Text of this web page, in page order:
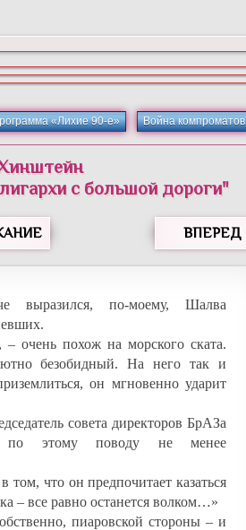
«Лихие 90-е» Война компроматов
с большой дороги"
ВПЕРЕД
выразился, по-моему, Шалва
очень похож на морского ската.
безобидный. На него так и
он мгновенно ударит
совета директоров БрАЗа
этому поводу не менее
том, что он предпочитает казаться
– все равно останется волком…»
пиаровской стороны – и